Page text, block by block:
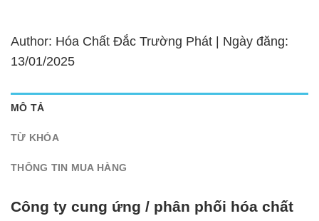
Author: Hóa Chất Đắc Trường Phát | Ngày đăng:
13/01/2025
MÔ TẢ
TỪ KHÓA
THÔNG TIN MUA HÀNG
Công ty cung ứng / phân phối hóa chất